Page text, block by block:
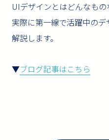
UIデザインとはどんなもの
実際に第一線で活躍中の
解説します。
▼ブログ記事はこちら